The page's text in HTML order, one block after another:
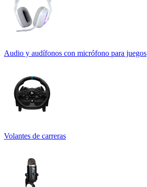
Audio y audífonos con micrófono para juegos
Volantes de carreras